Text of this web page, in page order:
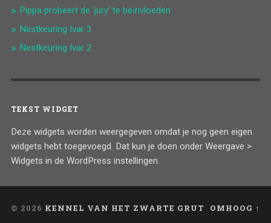
Pippa probeert de 'jury' te beïnvloeden
Nestkeuring Ivar 3
Nestkeuring Ivar 2
TEKST WIDGET
Deze widgets worden weergegeven omdat je nog geen eigen
widgets hebt toegevoegd. Dat kun je doen onder Weergave >
Widgets in de WordPress instellingen.
© 2026 KENNEL VAN HET ZWARTE GRUT OMHOOG ↑